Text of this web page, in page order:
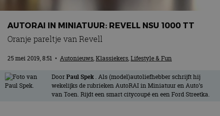
AUTORAI IN MINIATUUR: REVELL NSU 1000 TT
Oranje pareltje van Revell
25 mei 2019, 8:51 • Autonieuws,Klassiekers,Lifestyle & Fun
DoorPaul Spek . Als (model)autoliefhebber schrijft hij
wekelijks de rubrieken AutoRAI in Miniatuur en Auto’s
van Toen. Rijdt een smart citycoupé en een Ford Streetka.